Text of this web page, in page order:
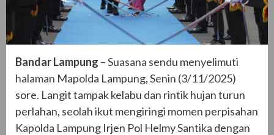
Bandar Lampung – Suasana sendu menyelimuti
halaman Mapolda Lampung, Senin (3/11/2025)
sore. Langit tampak kelabu dan rintik hujan turun
perlahan, seolah ikut mengiringi momen perpisahan
Kapolda Lampung Irjen Pol Helmy Santika dengan